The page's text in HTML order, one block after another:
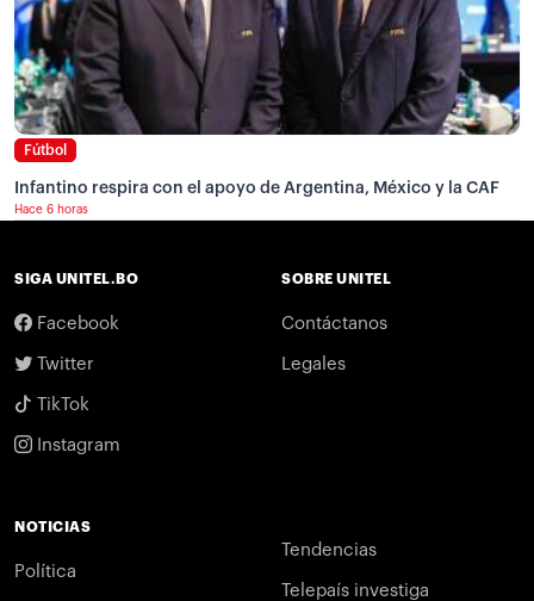
Fútbol
Infantino respira con el apoyo de Argentina, México y la CAF
Hace 6 horas
SIGA UNITEL.BO
Facebook
Twitter
TikTok
Instagram
SOBRE UNITEL
Contáctanos
Legales
NOTICIAS
Política
Tendencias
Telepaís investiga